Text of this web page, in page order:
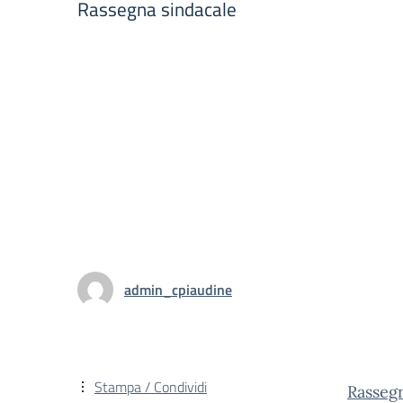
Rassegna sindacale
admin_cpiaudine
Stampa / Condividi